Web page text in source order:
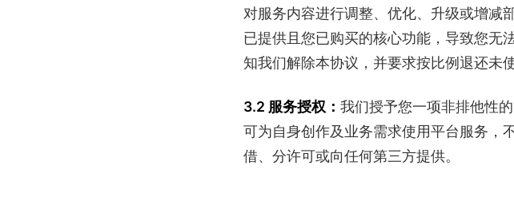
对服务内容进行调整、优化、升级或增减
已提供且您已购买的核心功能，导致您无
知我们解除本协议，并要求按比例退还未
3.2 服务授权： 我们授予您一项非排他性
可为自身创作及业务需求使用平台服务，
借、分许可或向任何第三方提供。